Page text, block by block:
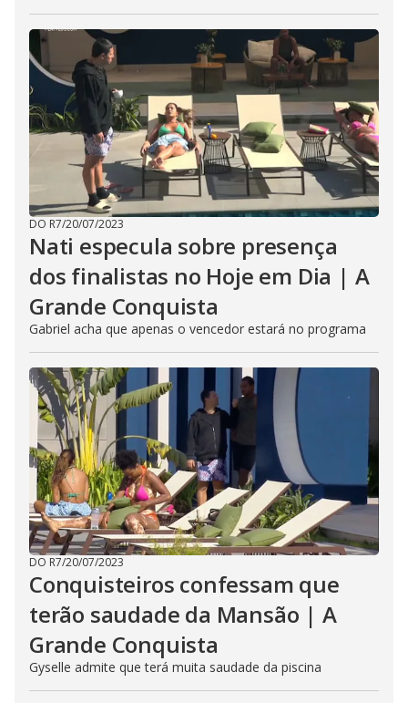
DO R7/20/07/2023
Nati especula sobre presença
dos finalistas no Hoje em Dia | A
Grande Conquista
Gabriel acha que apenas o vencedor estará no programa
DO R7/20/07/2023
Conquisteiros confessam que
terão saudade da Mansão | A
Grande Conquista
Gyselle admite que terá muita saudade da piscina